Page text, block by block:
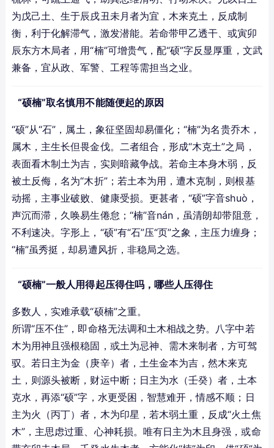
为戊己土、生于辰戌丑未月者为宜，木来克土，反成制
衡，利于化解滞气，激发潜能。若命带甲乙透干、或寅卯
辰东方木局者，用“楠”可增贵气，配“硕”字反显厚重，文武
兼备，宜从政、军警、工程等需担当之业。
“硕楠”取名慎用不能随便起的原因
“硕”从“石”，属土，象征坚固却易僵化；“楠”为名贵乔木，
属木，主生长但畏金伐。二者组合，形成“木克土”之局，
表面看木制土为吉，实则暗藏争战。若命主本身木弱，反
被土反侮，名为“木折”；若土本为用，遭木克制，则根基
动摇，主事业破败、健康受损。更甚者，“硕”字音shuò，
声沉而滞，久唤易生倦怠；“楠”音nán，虽清朗却带阻意，
不利速决。字形上，“硕”有“石”压“页”之象，主压力缠身；
“楠”虽秀挺，却易遭风折，非稳局之选。
“硕楠”一般人用得起压得住吗，哪些人压得住
多数人，实难承载“硕楠”之重。
所谓“压不住”，即命格无法调和土木相战之势。八字中若
木为用神且强根稳固，或土为忌神、需木来制者，方可驾
驭。若日主为金（庚辛）者，土生金本为吉，然木来克
土，则源头被断，财运中断；日主为水（壬癸）者，土本
克水，再添“硕”字，水更受困，智慧难开，情感不顺；日
主为火（丙丁）者，木为印星，若木弱土重，反成“火土焦
木”，主思虑过重、心神耗损。唯有日主为木且身强，或命